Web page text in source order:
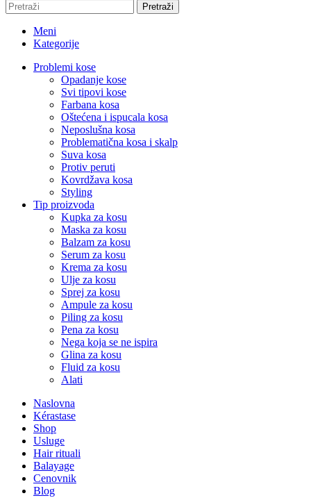
Pretraži
Meni
Kategorije
Problemi kose
Opadanje kose
Svi tipovi kose
Farbana kosa
Oštećena i ispucala kosa
Neposlušna kosa
Problematična kosa i skalp
Suva kosa
Protiv peruti
Kovrdžava kosa
Styling
Tip proizvoda
Kupka za kosu
Maska za kosu
Balzam za kosu
Serum za kosu
Krema za kosu
Ulje za kosu
Sprej za kosu
Ampule za kosu
Piling za kosu
Pena za kosu
Nega koja se ne ispira
Glina za kosu
Fluid za kosu
Alati
Naslovna
Kérastase
Shop
Usluge
Hair rituali
Balayage
Cenovnik
Blog